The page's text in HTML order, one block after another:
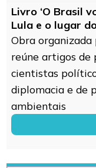
Livro ‘O Brasil
Lula e o lugar
Obra
reúne artigos de
cientistas
diplomacia e de
ambientais